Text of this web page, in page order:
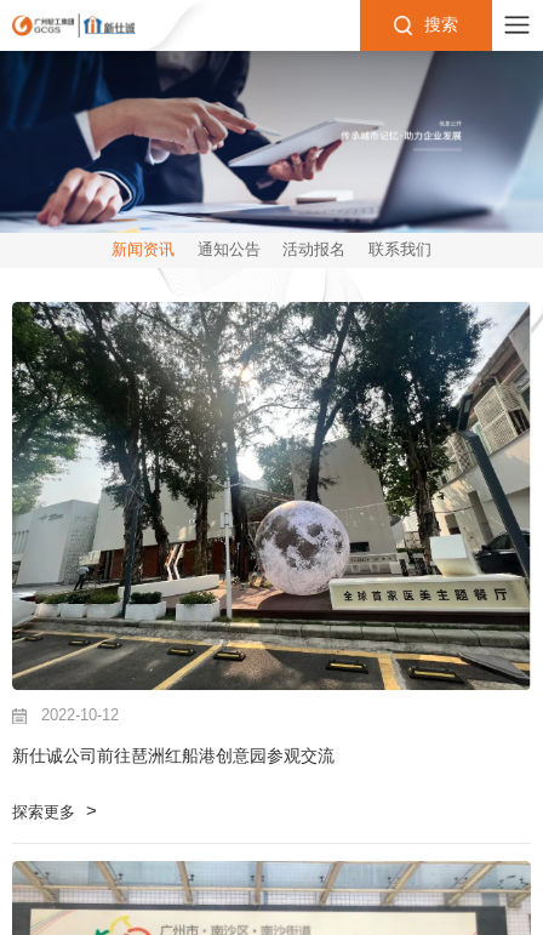
搜索
新闻资讯 通知公告 活动报名 联系我们
2022-10-12
新仕诚公司前往琶洲红船港创意园参观交流
探索更多